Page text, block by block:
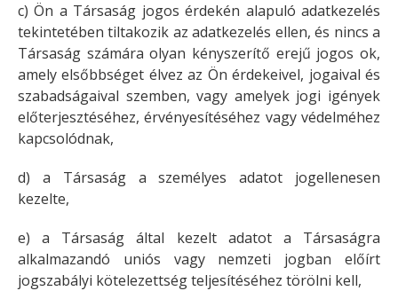
c) Ön a Társaság jogos érdekén alapuló adatkezelés
tekintetében tiltakozik az adatkezelés ellen, és nincs a
Társaság számára olyan kényszerítő erejű jogos ok,
amely elsőbbséget élvez az Ön érdekeivel, jogaival és
szabadságaival szemben, vagy amelyek jogi igények
előterjesztéséhez, érvényesítéséhez vagy védelméhez
kapcsolódnak,
d) a Társaság a személyes adatot jogellenesen
kezelte,
e) a Társaság által kezelt adatot a Társaságra
alkalmazandó uniós vagy nemzeti jogban előírt
jogszabályi kötelezettség teljesítéséhez törölni kell,